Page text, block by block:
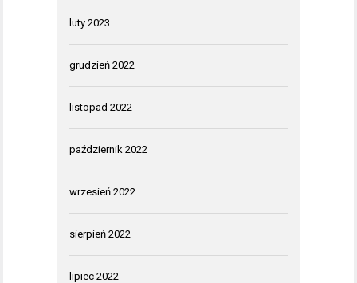
luty 2023
grudzień 2022
listopad 2022
październik 2022
wrzesień 2022
sierpień 2022
lipiec 2022